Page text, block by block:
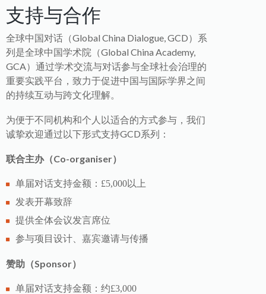
支持与合作
全球中国对话（Global China Dialogue, GCD）系
列是全球中国学术院（Global China Academy,
GCA）通过学术交流与对话参与全球社会治理的
重要实践平台，致力于促进中国与国际学界之间
的持续互动与跨文化理解。
为便于不同机构和个人以适合的方式参与，我们
诚挚欢迎通过以下形式支持GCD系列：
联合主办（Co-organiser）
单届对话支持金额：£5,000以上
发表开幕致辞
提供全体会议发言席位
参与项目设计、嘉宾邀请与传播
赞助（Sponsor）
单届对话支持金额：约£3,000